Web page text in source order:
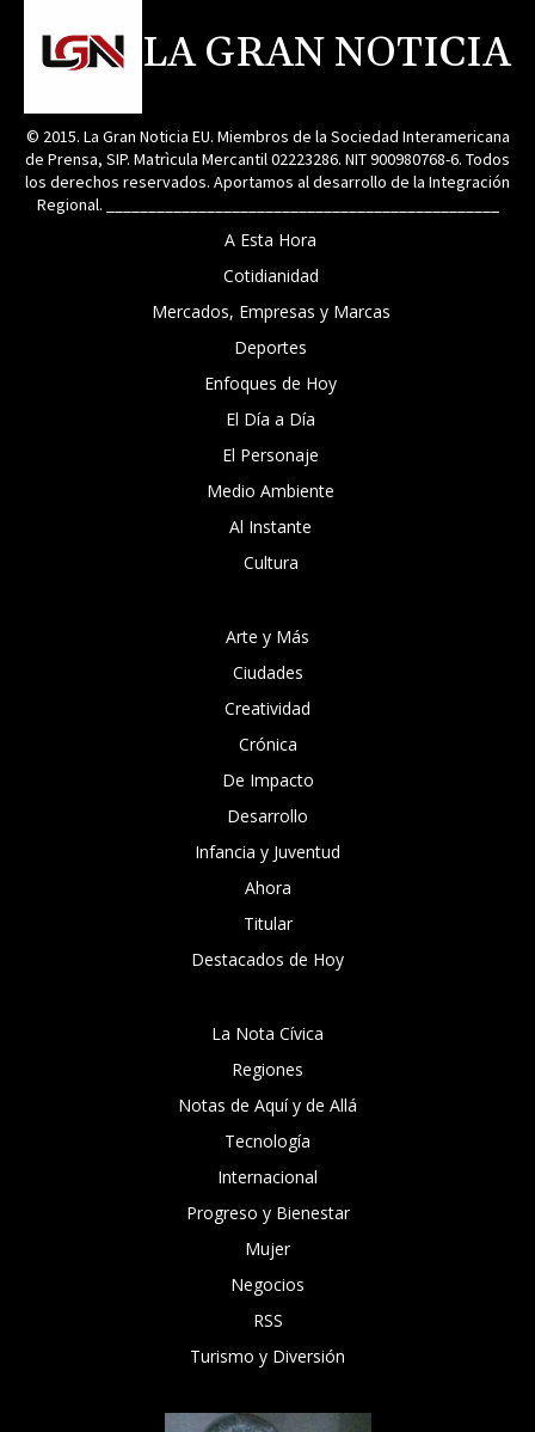
LA GRAN NOTICIA
© 2015. La Gran Noticia EU. Miembros de la Sociedad Interamericana
de Prensa, SIP. Matrìcula Mercantil 02223286. NIT 900980768-6. Todos
los derechos reservados. Aportamos al desarrollo de la Integración
Regional. _______________________________________________
A Esta Hora
Cotidianidad
Mercados, Empresas y Marcas
Deportes
Enfoques de Hoy
El Día a Día
El Personaje
Medio Ambiente
Al Instante
Cultura
Arte y Más
Ciudades
Creatividad
Crónica
De Impacto
Desarrollo
Infancia y Juventud
Ahora
Titular
Destacados de Hoy
La Nota Cívica
Regiones
Notas de Aquí y de Allá
Tecnología
Internacional
Progreso y Bienestar
Mujer
Negocios
RSS
Turismo y Diversión